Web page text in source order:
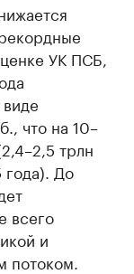
УК ПСБ,
виде
что на 10–
трлн
года). До
всего
и